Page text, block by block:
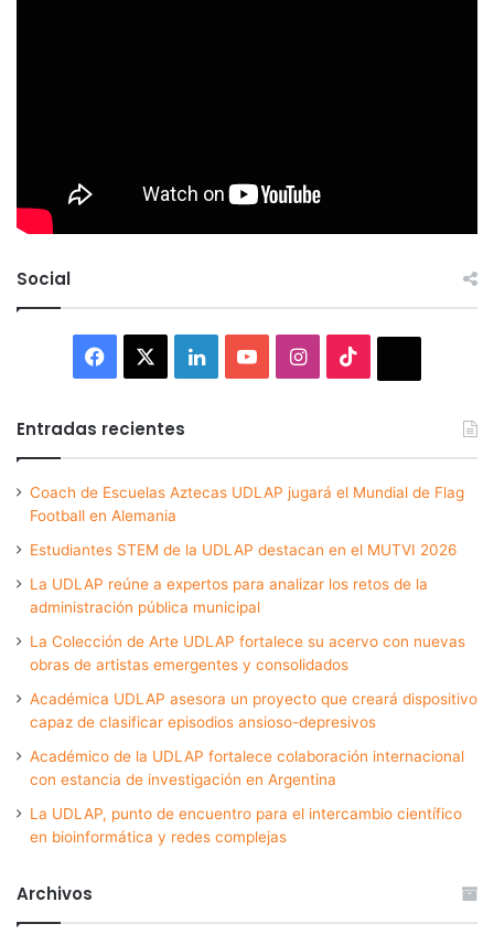
Social
Facebook LinkedInYouTubeInstagram
Entradas recientes
Coach de Escuelas Aztecas UDLAP jugará el Mundial de Flag
Football en Alemania
Estudiantes STEM de la UDLAP destacan en el MUTVI 2026
La UDLAP reúne a expertos para analizar los retos de la
administración pública municipal
La Colección de Arte UDLAP fortalece su acervo con nuevas
obras de artistas emergentes y consolidados
Académica UDLAP asesora un proyecto que creará dispositivo
capaz de clasificar episodios ansioso-depresivos
Académico de la UDLAP fortalece colaboración internacional
con estancia de investigación en Argentina
La UDLAP, punto de encuentro para el intercambio científico
en bioinformática y redes complejas
Archivos